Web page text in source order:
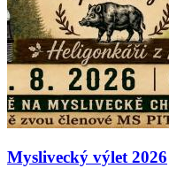
Myslivecký výlet 2026